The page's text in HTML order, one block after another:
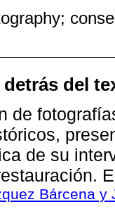
del
de
de su
Bárcena y